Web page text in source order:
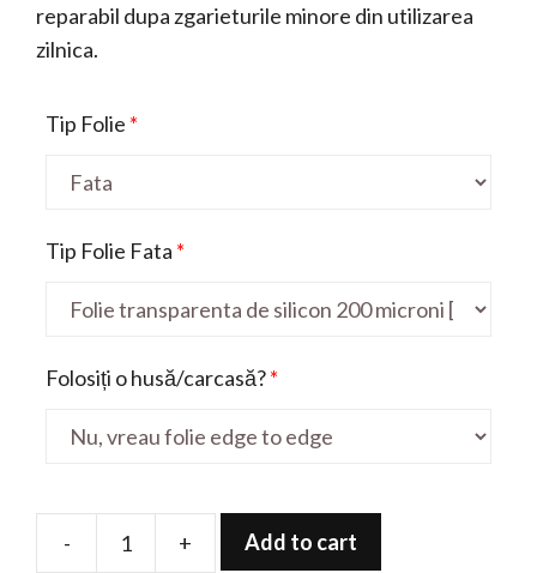
reparabil dupa zgarieturile minore din utilizarea
zilnica.
Tip Folie *
Tip Folie Fata *
Folosiți o husă/carcasă?*
-
Folie
+ Add to cart